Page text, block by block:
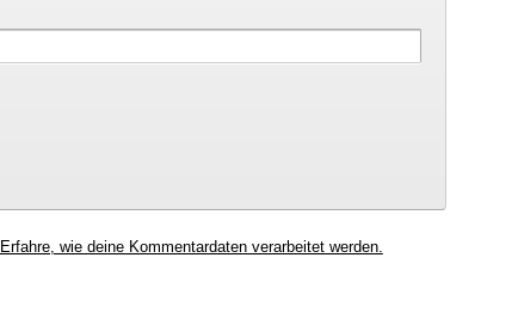
Erfahre, wie deine Kommentardaten verarbeitet werden.